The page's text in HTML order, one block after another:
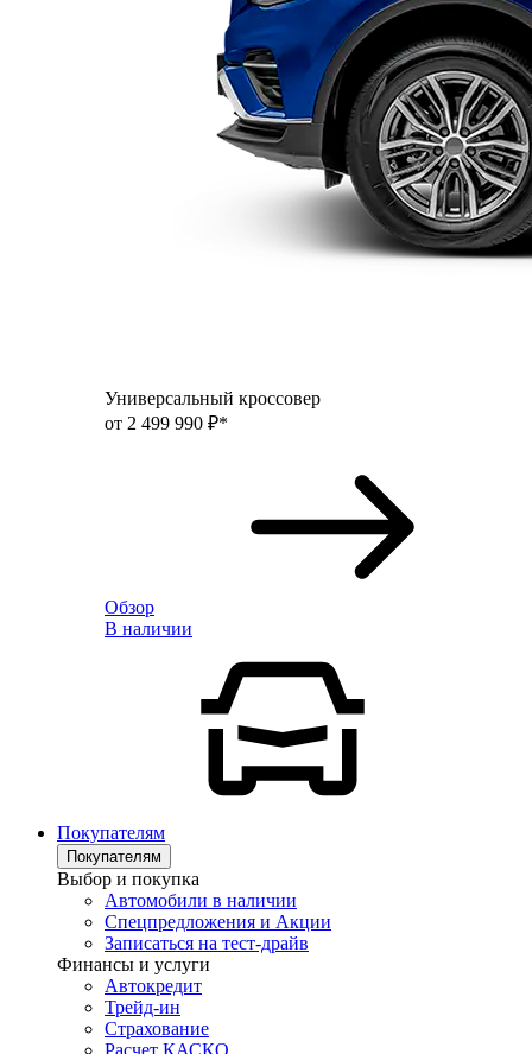
Универсальный кроссовер
от 2 499 990 ₽*
Обзор
В наличии
Покупателям
Покупателям
Выбор и покупка
Автомобили в наличии
Спецпредложения и Акции
Записаться на тест-драйв
Финансы и услуги
Автокредит
Трейд-ин
Страхование
Расчет КАСКО